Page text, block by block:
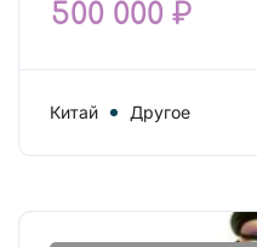
500 000 ₽
Китай Другое